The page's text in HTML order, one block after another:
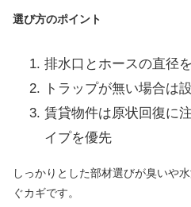
選び方のポイント
排水口とホースの直径
トラップが無い場合は
賃貸物件は原状回復に
イプを優先
しっかりとした部材選びが臭いや
ぐカギです。